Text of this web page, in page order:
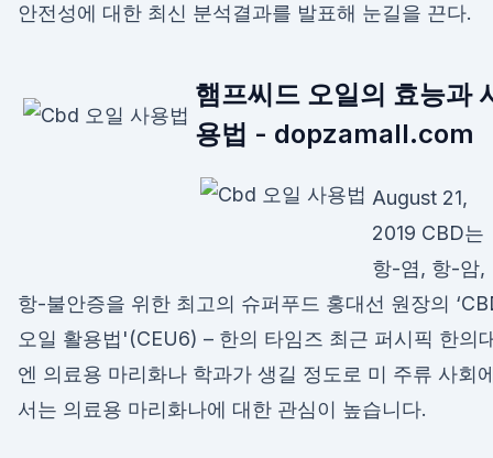
안전성에 대한 최신 분석결과를 발표해 눈길을 끈다.
햄프씨드 오일의 효능과
용법 - dopzamall.com
August 21,
2019 CBD는
항-염, 항-암,
항-불안증을 위한 최고의 슈퍼푸드 홍대선 원장의
오일 활용법'(CEU6) – 한의 타임즈 최근 퍼시픽 한의
엔 의료용 마리화나 학과가 생길 정도로 미 주류 사회
서는 의료용 마리화나에 대한 관심이 높습니다.